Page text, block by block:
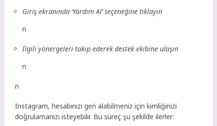
Giriş ekranında ‘Yardım Al’ seçeneğine tıklayın
n
İlgili yönergeleri takip ederek destek ekibine ulaşın
n
n
Instagram, hesabınızı geri alabilmeniz için kimliğinizi
doğrulamanızı isteyebilir. Bu süreç şu şekilde ilerler: